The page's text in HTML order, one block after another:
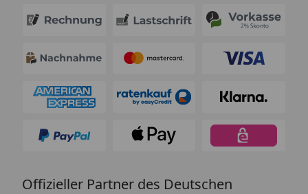
Offizieller Partner des Deutschen